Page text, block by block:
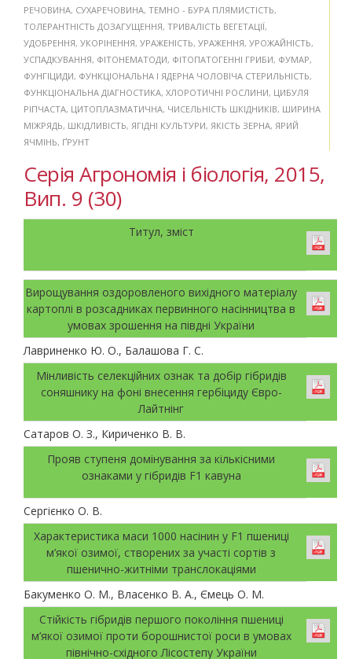
РЕЧОВИНА, СУХАРЕЧОВИНА, ТЕМНО - БУРА ПЛЯМИСТІСТЬ,
ТОЛЕРАНТНІСТЬ ДОЗАГУЩЕННЯ, ТРИВАЛІСТЬ ВЕГЕТАЦІЇ,
УДОБРЕННЯ, УКОРІНЕННЯ, УРАЖЕНІСТЬ, УРАЖЕННЯ, УРОЖАЙНІСТЬ,
УСПАДКУВАННЯ, ФІТОНЕМАТОДИ, ФІТОПАТОГЕННІ ГРИБИ, ФУМАР,
ФУНГІЦИДИ, ФУНКЦІОНАЛЬНА І ЯДЕРНА ЧОЛОВІЧА СТЕРИЛЬНІСТЬ,
ФУНКЦІОНАЛЬНА ДІАГНОСТИКА, ХЛОРОТИЧНІ РОСЛИНИ, ЦИБУЛЯ
РІПЧАСТА, ЦИТОПЛАЗМАТИЧНА, ЧИСЕЛЬНІСТЬ ШКІДНИКІВ, ШИРИНА
МІЖРЯДЬ, ШКІДЛИВІСТЬ, ЯГІДНІ КУЛЬТУРИ, ЯКІСТЬ ЗЕРНА, ЯРИЙ
ЯЧМІНЬ, ҐРУНТ
Серія Агрономія і біологія, 2015,
Вип. 9 (30)
Титул, зміст
Вирощування оздоровленого вихідного матеріалу
картоплі в розсадниках первинного насінництва в
умовах зрошення на півдні України
Лавриненко Ю. О., Балашова Г. С.
Мінливість селекційних ознак та добір гібридів
соняшнику на фоні внесення гербіциду Євро-
Лайтнінг
Сатаров О. З., Кириченко В. В.
Прояв ступеня домінування за кількісними
ознаками у гібридів F1 кавуна
Сергієнко О. В.
Характеристика маси 1000 насінин у F1 пшениці
м’якої озимої, створених за участі сортів з
пшенично-житніми транслокаціями
Бакуменко О. М., Власенко В. А., Ємець О. М.
Стійкість гібридів першого покоління пшениці
м’якої озимої проти борошнистої роси в умовах
північно-східного Лісостепу України